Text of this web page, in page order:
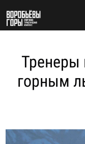
to
Тренеры
горным